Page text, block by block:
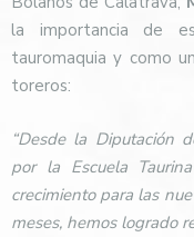
la importancia de
tauromaquia y como
toreros:
“Desde la Diputación
por la Escuela
crecimiento para las
meses, hemos logrado